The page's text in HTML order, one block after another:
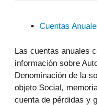
Cuentas
Las cuentas anuales
información sobre
Denominación de la
objeto Social,
cuenta de pérdidas y